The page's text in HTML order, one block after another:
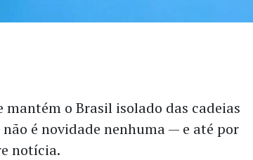
o Brasil isolado das cadeias
é novidade nenhuma — e até por
notícia.